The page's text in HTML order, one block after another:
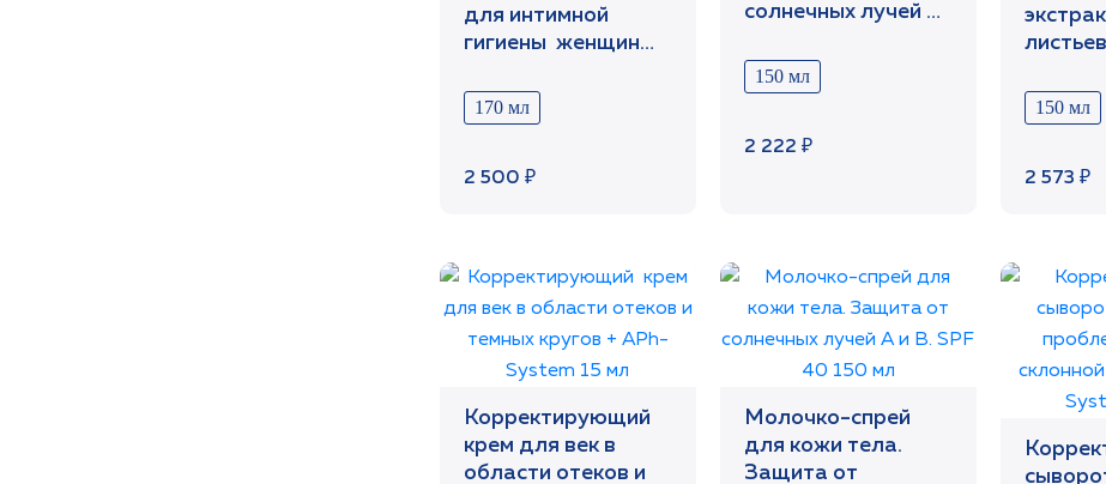
для интимной
гигиены женщин
возраста. рН 3,5
170 мл
170 мл
2 500 ₽
солнечных лучей А
150 мл
2 222 ₽
для
глаз
150 мл
2 573 ₽
Корректирующий
крем для век в
области отеков и
Молочко-спрей
для кожи тела.
Защита от